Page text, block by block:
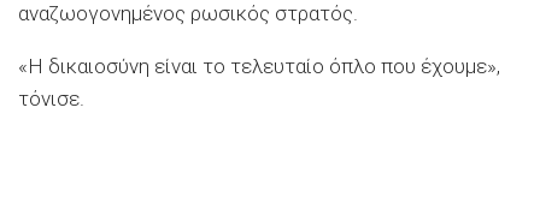
αναζωογονημένος ρωσικός στρατός.
«Η δικαιοσύνη είναι το τελευταίο όπλο που έχουμε»,
τόνισε.